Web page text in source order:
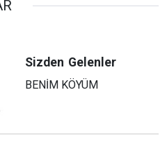
Sizden Gelenler
BENİM KÖYÜM